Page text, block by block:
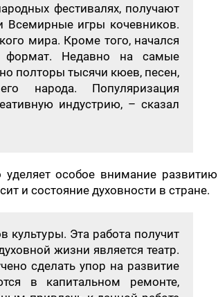
фестивалях, получают
Всемирные игры кочевников.
мира. Кроме того, начался
формат. Недавно на самые
полторы тысячи кюев, песен,
народа. Популяризация
индустрию, – сказал
особое внимание развитию
и состояние духовности в стране.
Эта работа получит
жизни является театр.
сделать упор на развитие
в капитальном ремонте,